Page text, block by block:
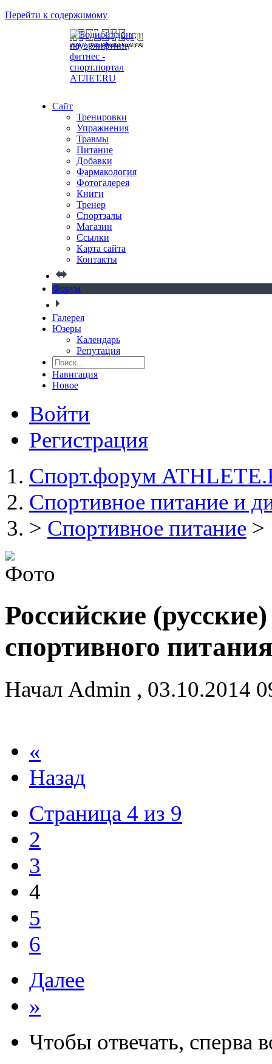
Перейти к содержимому
Сайт
Тренировки
Упражнения
Травмы
Питание
Добавки
Фармакология
Фотогалерея
Книги
Тренер
Спортзалы
Магазин
Ссылки
Карта сайта
Контакты
Форум
Галерея
Юзеры
Календарь
Репутация
Навигация
Новое
Войти
Регистрация
Спорт.форум
Спортивное питание и
> Спортивное питание >
Российские
спортивного питания
Начал Admin , 03.10.2014
«
Назад
Страница 4 из 9
2
3
4
5
6
Далее
»
Чтобы отвечать, сперва